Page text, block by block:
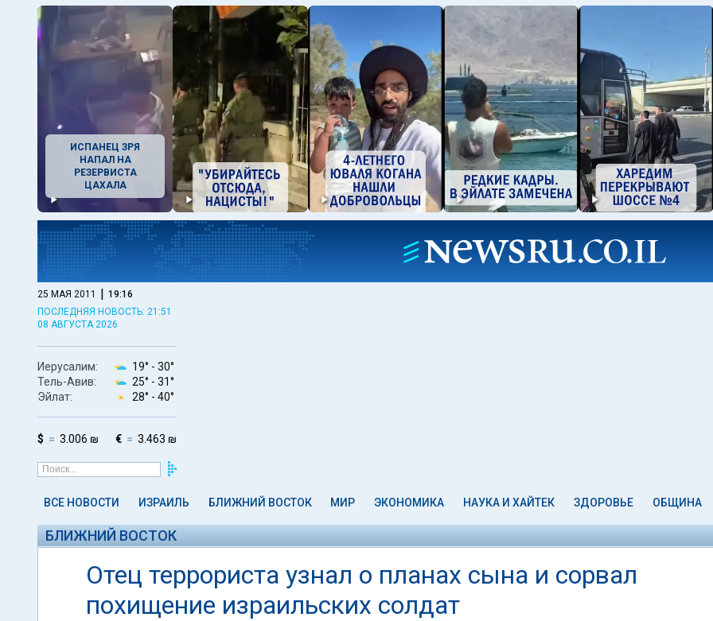
ИСПАНЕЦ ЗРЯ
НАПАЛ НА
РЕЗЕРВИСТА
ЦАХАЛА
25 МАЯ 2011 | 19:16
ПОСЛЕДНЯЯ НОВОСТЬ: 21:51
08 АВГУСТА 2026
Иерусалим: 19° - 30°
Тель-Авив:
25° - 31°
Эйлат:
28° - 40°
$ 3.006 ₪ € 3.463 ₪
ВСЕ НОВОСТИ ИЗРАИЛЬ БЛИЖНИЙ ВОСТОК МИР ЭКОНОМИКА НАУКА И ХАЙТЕК ЗДОРОВЬЕ ОБЩИНА
БЛИЖНИЙ ВОСТОК
Отец террориста узнал о планах сына и сорвал
похищение израильских солдат